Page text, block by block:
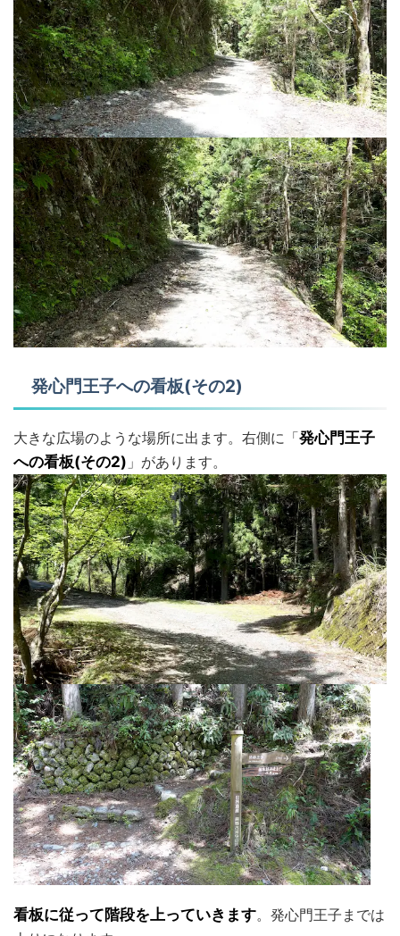
発心門王子への看板(その2)
大きな広場のような場所に出ます。右側に「発心門王子
への看板(その2) 」があります。
看板に従って階段を上っていきます。発心門王子までは